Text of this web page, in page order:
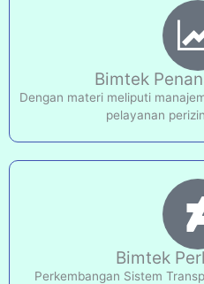
Bimtek
Dengan materi meliputi
pelayanan
Bimtek
Perkembangan Sistem